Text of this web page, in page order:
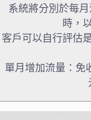
系統將分別於每
時，
客戶可以自行評估
單月增加流量：免